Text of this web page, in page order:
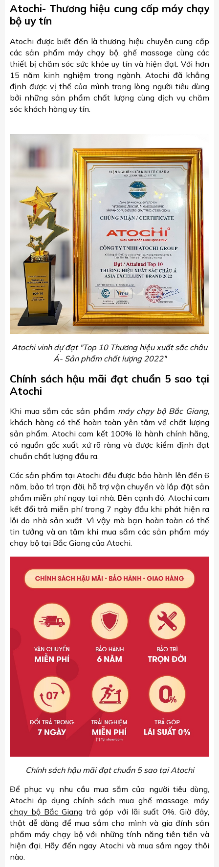
Atochi- Thương hiệu cung cấp máy chạy
bộ uy tín
Atochi được biết đến là thương hiệu chuyên cung cấp
các sản phẩm máy chạy bộ, ghế massage cùng các
thiết bị chăm sóc sức khỏe uy tín và hiện đạt. Với hơn
15 năm kinh nghiệm trong ngành, Atochi đã khẳng
định được vị thế của mình trong lòng người tiêu dùng
bởi những sản phẩm chất lượng cùng dịch vụ chăm
sóc khách hàng uy tín.
Atochi vinh dự đạt "Top 10 Thương hiệu xuất sắc châu
Á- Sản phẩm chất lượng 2022"
Chính sách hậu mãi đạt chuẩn 5 sao tại
Atochi
Khi mua sắm các sản phẩm máy chạy bộ Bắc Giang,
khách hàng có thể hoàn toàn yên tâm về chất lượng
sản phẩm. Atochi cam kết 100% là hành chính hãng,
có nguồn gốc xuất xứ rõ ràng và được kiểm định đạt
chuẩn chất lượng đầu ra.
Các sản phẩm tại Atochi đều được bảo hành lên đến 6
năm, bảo trì trọn đời, hỗ trợ vận chuyển và lắp đặt sản
phẩm miễn phí ngay tại nhà. Bên cạnh đó, Atochi cam
kết đổi trả miễn phí trong 7 ngày đầu khi phát hiện ra
lỗi do nhà sản xuất. Vì vậy mà bạn hoàn toàn có thể
tin tưởng và an tâm khi mua sắm các sản phẩm máy
chạy bộ tại Bắc Giang của Atochi.
Chính sách hậu mãi đạt chuẩn 5 sao tại Atochi
Để phục vụ nhu cầu mua sắm của người tiêu dùng,
Atochi áp dụng chính sách mua ghế massage, máy
chạy bộ Bắc Giang trả góp với lãi suất 0%. Giờ đây,
thật dễ dàng để mua sắm cho mình và gia đính sản
phẩm máy chạy bộ với những tính năng tiên tiến và
hiện đại. Hãy đến ngay Atochi và mua sắm ngay thôi
nào.